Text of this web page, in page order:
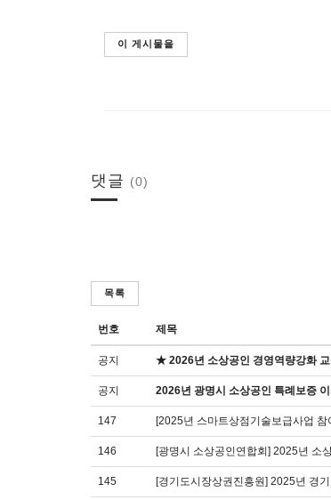
이 게시물을
댓글 (0)
목록
번호 제목
공지 ★ 2026년 소상공인 경영역량강화 교
공지 2026년 광명시 소상공인 특례보증
147 [2025년 스마트상점기술보급사업
146 [광명시 소상공인연합회] 2025년 소
145 [경기도시장상권진흥원] 2025년 경